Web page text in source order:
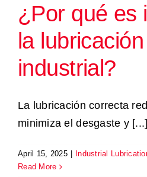
¿Por qué es
la lubricación
industrial?
La lubricación correcta
minimiza el desgaste y [...]
April 15, 2025 Industrial
Read More